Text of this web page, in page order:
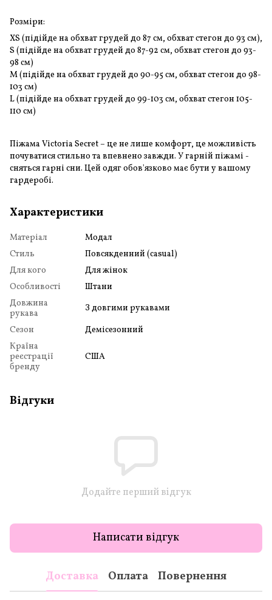
Розміри:
XS (підійде на обхват грудей до 87 см, обхват стегон до 93 см),
S (підійде на обхват грудей до 87-92 см, обхват стегон до 93-
98 см)
M (підійде на обхват грудей до 90-95 см, обхват стегон до 98-
103 см)
L (підійде на обхват грудей до 99-103 см, обхват стегон 105-
110 см)
Піжама Victoria Secret – це не лише комфорт, це можливість
почуватися стильно та впевнено завжди. У гарній піжамі -
сняться гарні сни. Цей одяг обов'язково має бути у вашому
гардеробі.
Характеристики
Матеріал
Модал
Стиль
Повсякденний (casual)
Для кого
Для жінок
Особливості
Штани
Довжина
рукава
З довгими рукавами
Сезон
Демісезонний
Країна
реєстрації
бренду
США
Відгуки
Додайте перший відгук
Написати відгук
Доставка Оплата Повернення